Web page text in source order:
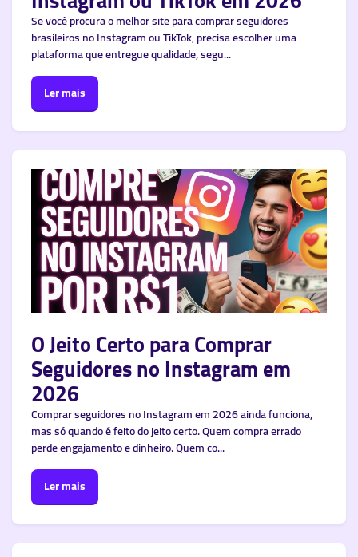
Se você procura o melhor site para comprar seguidores
brasileiros no Instagram ou TikTok, precisa escolher uma
plataforma que entregue qualidade, segu...
Ler mais
O Jeito Certo para Comprar
Seguidores no Instagram em
2026
Comprar seguidores no Instagram em 2026 ainda funciona,
mas só quando é feito do jeito certo. Quem compra errado
perde engajamento e dinheiro. Quem co...
Ler mais